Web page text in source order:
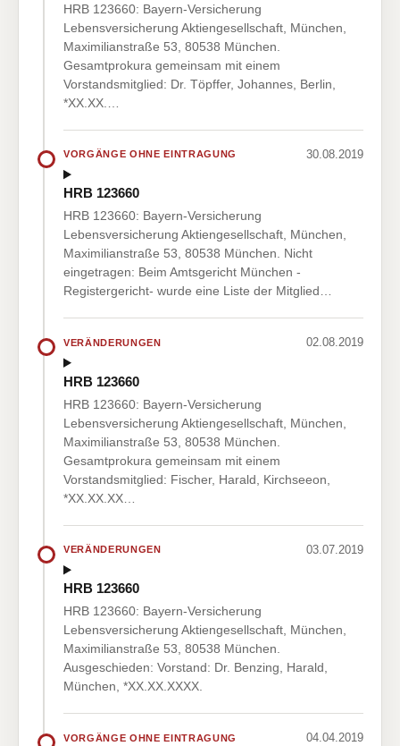
HRB 123660: Bayern-Versicherung
Lebensversicherung Aktiengesellschaft, München,
Maximilianstraße 53, 80538 München.
Gesamtprokura gemeinsam mit einem
Vorstandsmitglied: Dr. Töpffer, Johannes, Berlin,
*XX.XX.…
VORGÄNGE OHNE EINTRAGUNG 30.08.2019
HRB 123660
HRB 123660: Bayern-Versicherung
Lebensversicherung Aktiengesellschaft, München,
Maximilianstraße 53, 80538 München. Nicht
eingetragen: Beim Amtsgericht München -
Registergericht- wurde eine Liste der Mitglied…
VERÄNDERUNGEN 02.08.2019
HRB 123660
HRB 123660: Bayern-Versicherung
Lebensversicherung Aktiengesellschaft, München,
Maximilianstraße 53, 80538 München.
Gesamtprokura gemeinsam mit einem
Vorstandsmitglied: Fischer, Harald, Kirchseeon,
*XX.XX.XX…
VERÄNDERUNGEN 03.07.2019
HRB 123660
HRB 123660: Bayern-Versicherung
Lebensversicherung Aktiengesellschaft, München,
Maximilianstraße 53, 80538 München.
Ausgeschieden: Vorstand: Dr. Benzing, Harald,
München, *XX.XX.XXXX.
VORGÄNGE OHNE EINTRAGUNG 04.04.2019